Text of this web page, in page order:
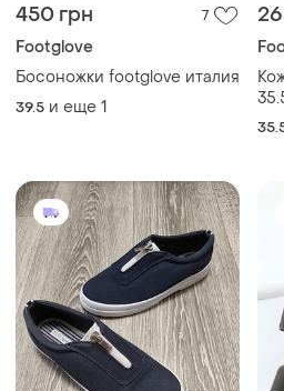
450 грн 7
Footglove
Босоножки footglove италия
39.5 и еще 1